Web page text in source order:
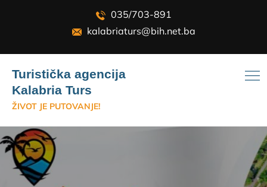
035/703-891
kalabriaturs@bih.net.ba
Turistička agencija
Kalabria Turs
ŽIVOT JE PUTOVANJE!